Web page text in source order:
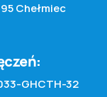
Chełmiec
GHCTH-32